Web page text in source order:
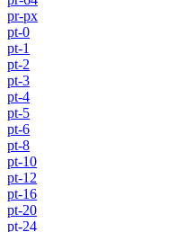
pr-px
pt-0
pt-1
pt-2
pt-3
pt-4
pt-5
pt-6
pt-8
pt-10
pt-12
pt-16
pt-20
pt-24